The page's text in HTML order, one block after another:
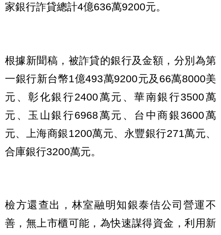
家銀行詐貸總計4億636萬9200元。
根據新聞稿，被詐貸的銀行及金額，分別為第
一銀行新台幣1億493萬9200元及66萬8000美
元、彰化銀行2400萬元、華南銀行3500萬
元、玉山銀行6968萬元、台中商銀3600萬
元、上海商銀1200萬元、永豐銀行271萬元、
合庫銀行3200萬元。
檢方還查出，林室融明知銀泰佶公司營運不
善，無上市櫃可能，為快速謀得資金，利用新